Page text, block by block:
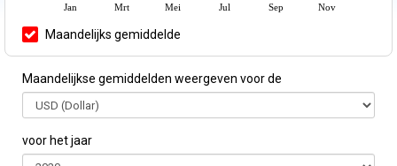
Jan Mrt Mei Jul Sep Nov
Maandelijks gemiddelde
Maandelijkse gemiddelden weergeven voor de
voor het jaar